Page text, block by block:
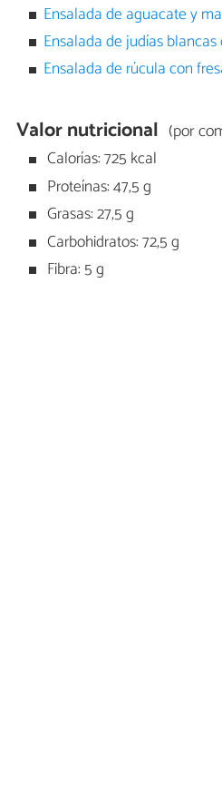
Ensalada de aguacate y
Ensalada de judías
Ensalada de rúcula con
Valor nutricional (por
Calorías: 725 kcal
Proteínas: 47,5 g
Grasas: 27,5 g
Carbohidratos: 72,5 g
Fibra: 5 g